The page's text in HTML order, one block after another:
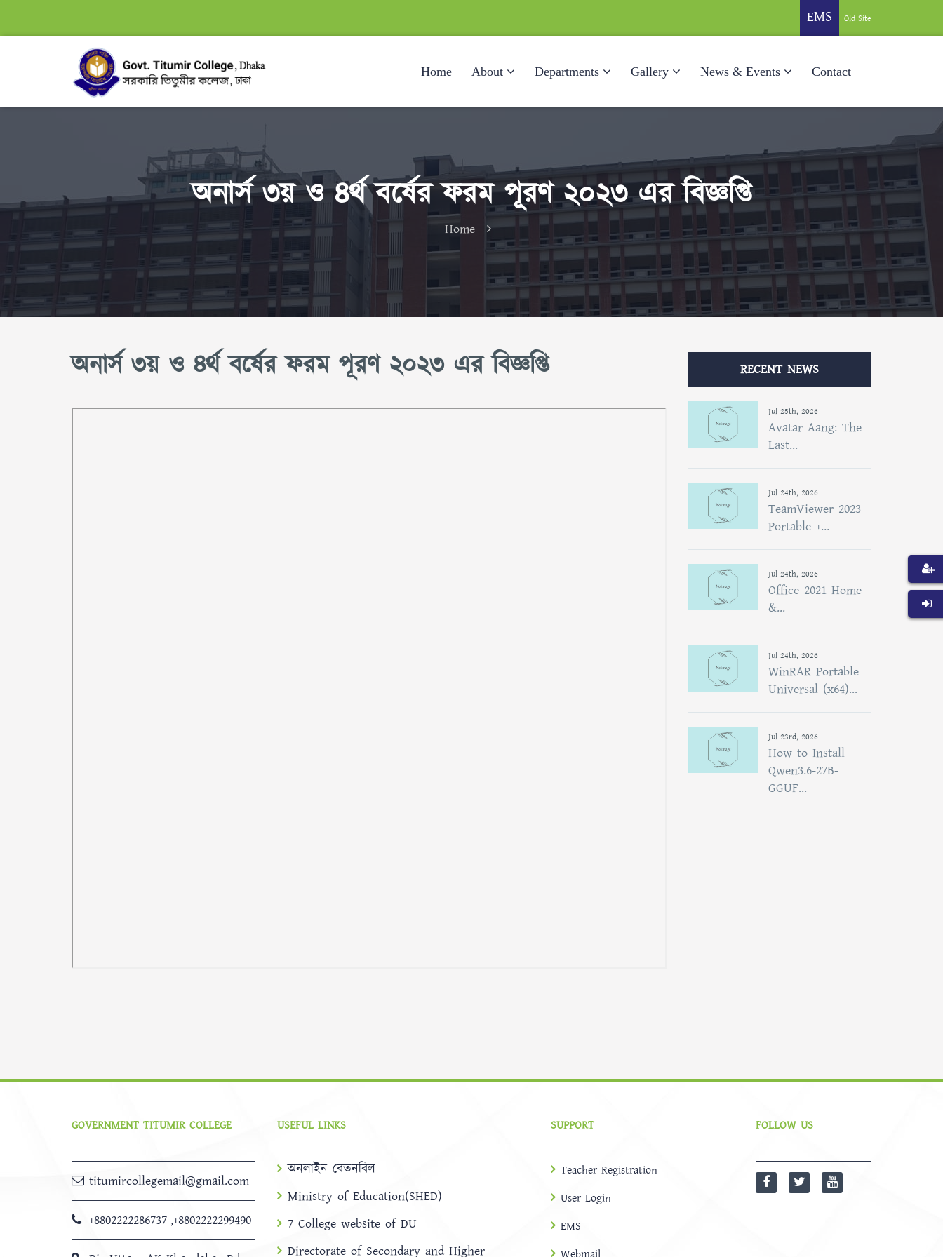
EMS Old Site
Home About Departments Gallery News & Events Contact
অনার্স ৩য় ও ৪র্থ বর্ষের ফরম পূরণ ২০২৩ এর বিজ্ঞপ্তি
Home
অনার্স ৩য় ও ৪র্থ বর্ষের ফরম পূরণ ২০২৩ এর বিজ্ঞপ্তি RECENT NEWS
Jul 25th, 2026
Avatar Aang: The
Last...
Jul 24th, 2026
TeamViewer 2023
Portable +...
Jul 24th, 2026
Office 2021 Home
&...
Jul 24th, 2026
WinRAR Portable
Universal (x64)...
Jul 23rd, 2026
How to Install
Qwen3.6-27B-
GGUF...
GOVERNMENT TITUMIR COLLEGE
titumircollegemail@gmail.com
+8802222286737 ,+8802222299490
USEFUL LINKS
অনলাইন বেতনবিল
Ministry of Education(SHED)
7 College website of DU
Directorate of Secondary and Higher
SUPPORT
Teacher Registration
User Login
EMS
FOLLOW US